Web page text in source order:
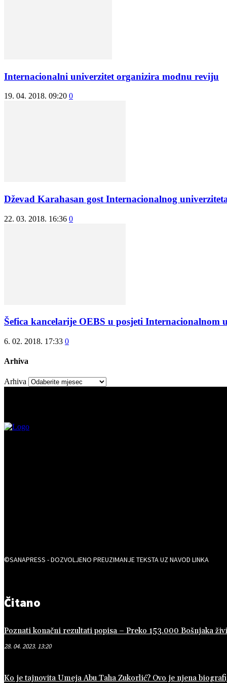
Internacionalni univerzitet organizira modnu reviju
19. 04. 2018. 09:20 0
Dževad Karahasan gost Internacionalnog
22. 03. 2018. 16:36 0
Šefica kancelarije OEBS u posjeti Internacionalnom
6. 02. 2018. 17:33 0
Arhiva
Arhiva
©SANAPRESS - DOZVOLJENO PREUZIMANJE TEKSTA UZ NAVOD LINKA
Čitano
Poznati konačni rezultati popisa – Preko 153.000 Bošnjaka
28. 04. 2023. 13:20
Ko je tajnovita Umeja Abu Taha Zukorlić? Ovo je njena